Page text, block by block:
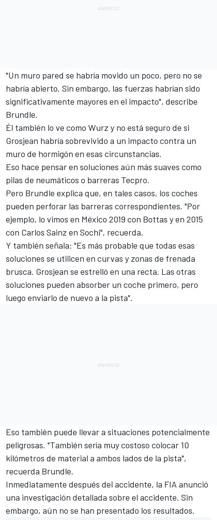
"Un muro pared se habría movido un poco, pero no se
habría abierto. Sin embargo, las fuerzas habrían sido
significativamente mayores en el impacto", describe
Brundle.
Él también lo ve como Wurz y no está seguro de si
Grosjean habría sobrevivido a un impacto contra un
muro de hormigón en esas circunstancias.
Eso hace pensar en soluciones aún más suaves como
pilas de neumáticos o barreras Tecpro.
Pero Brundle explica que, en tales casos, los coches
pueden perforar las barreras correspondientes. "Por
ejemplo, lo vimos en México 2019 con Bottas y en 2015
con Carlos Sainz en Sochi", recuerda.
Y también señala: "Es más probable que todas esas
soluciones se utilicen en curvas y zonas de frenada
brusca. Grosjean se estrelló en una recta. Las otras
soluciones pueden absorber un coche primero, pero
luego enviarlo de nuevo a la pista".
Eso también puede llevar a situaciones potencialmente
peligrosas. "También sería muy costoso colocar 10
kilómetros de material a ambos lados de la pista",
recuerda Brundle.
Inmediatamente después del accidente, la FIA anunció
una investigación detallada sobre el accidente. Sin
embargo, aún no se han presentado los resultados.